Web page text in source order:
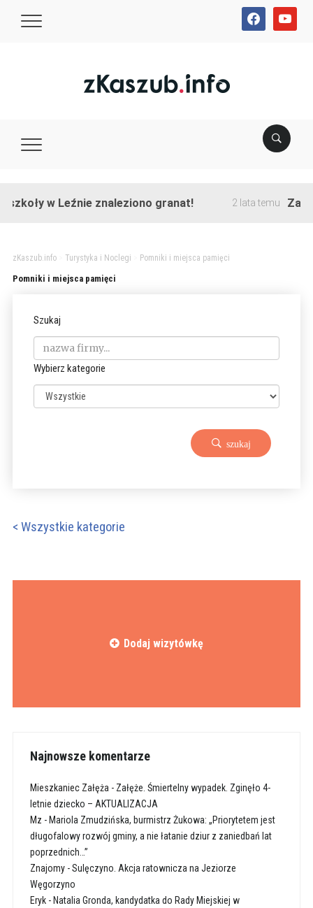
facebookyoutube
w Leźnie znaleziono granat! 2 lata temu
zKaszub.info> Turystyka i Noclegi Pomniki i miejsca pamięci
Pomniki i miejsca pamięci
Szukaj
Wybierz kategorie
szukaj
< Wszystkie kategorie
Dodaj wizytówkę
Najnowsze komentarze
Mieszkaniec Załęża - Załęże. Śmiertelny wypadek. Zginęło 4-
letnie dziecko – AKTUALIZACJA
Mz - Mariola Zmudzińska, burmistrz Żukowa: „Priorytetem jest
długofalowy rozwój gminy, a nie łatanie dziur z zaniedbań lat
poprzednich…”
Znajomy-Sulęczyno. Akcja ratownicza na Jeziorze
Węgorzyno
Eryk- Natalia Gronda, kandydatka do Rady Miejskiej w